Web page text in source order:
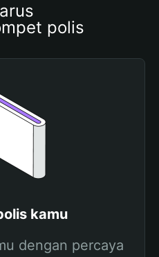
polis
kamu
dengan percaya